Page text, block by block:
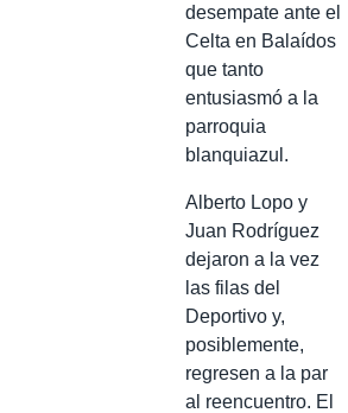
desempate ante el
Celta en Balaídos
que tanto
entusiasmó a la
parroquia
blanquiazul.
Alberto Lopo y
Juan Rodríguez
dejaron a la vez
las filas del
Deportivo y,
posiblemente,
regresen a la par
al reencuentro. El